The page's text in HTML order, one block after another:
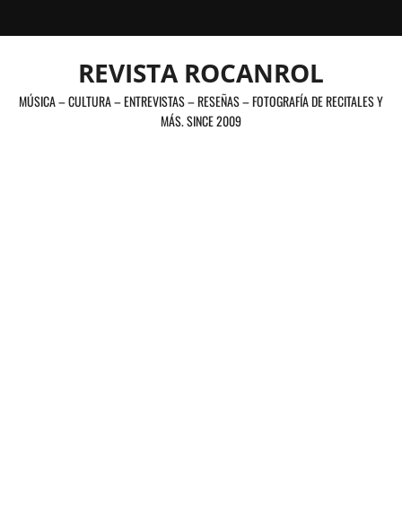
al
REVISTA ROCANROL
MÚSICA – CULTURA – ENTREVISTAS – RESEÑAS – FOTOGRAFÍA DE RECITALES Y
MÁS. SINCE 2009